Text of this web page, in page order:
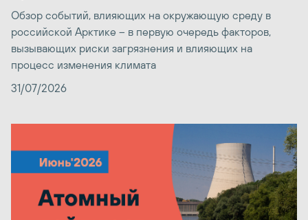
Обзор событий, влияющих на окружающую среду в
российской Арктике – в первую очередь факторов,
вызывающих риски загрязнения и влияющих на
процесс изменения климата
31/07/2026